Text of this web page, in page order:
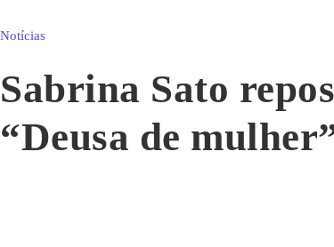
Notícias
Sabrina Sato
“Deusa de